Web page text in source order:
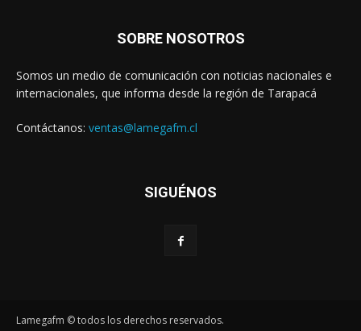
SOBRE NOSOTROS
Somos un medio de comunicación con noticias nacionales e
internacionales, que informa desde la región de Tarapacá
Contáctanos: ventas@lamegafm.cl
SIGUÉNOS
Lamegafm © todos los derechos reservados.